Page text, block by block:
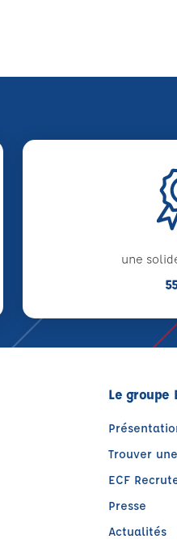
une
Le groupe
Trouver
ECF
Presse
Actualités